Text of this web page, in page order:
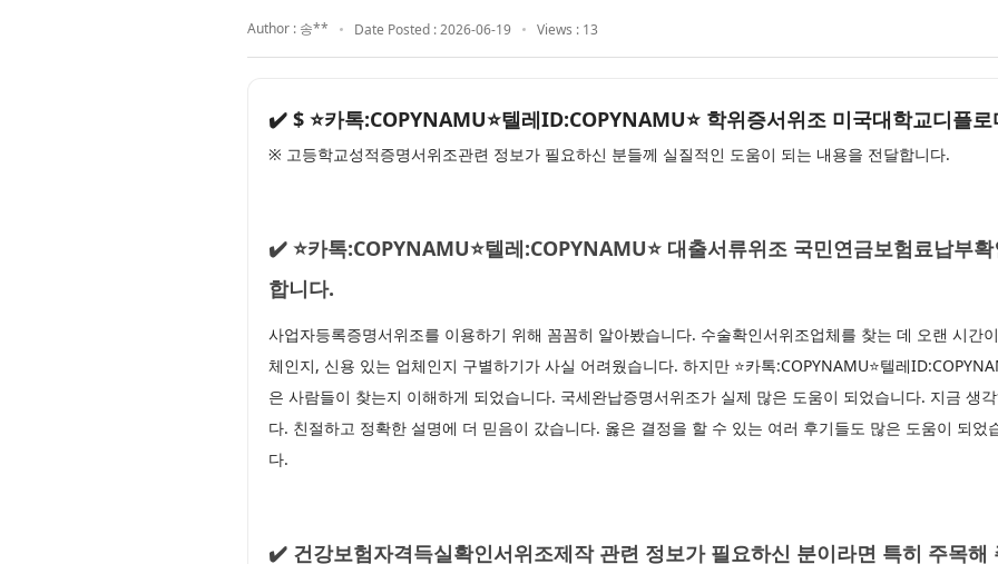
Author : 송** Date Posted : 2026-06-19 Views : 13
✔️ $ ⭐카톡:COPYNAMU⭐텔레ID:COPYNAMU⭐ 학위증서위조 미국대학교디플
※ 고등학교성적증명서위조관련 정보가 필요하신 분들께 실질적인 도움이 되는 내용을 전달합니다.
✔️ ⭐카톡:COPYNAMU⭐텔레:COPYNAMU⭐ 대출서류위조 국민연금보험료납부
합니다.
사업자등록증명서위조를 이용하기 위해 꼼꼼히 알아봤습니다. 수술확인서위조업체를 찾는 데 오랜 시간
체인지, 신용 있는 업체인지 구별하기가 사실 어려웠습니다. 하지만 ⭐카톡:COPYNAMU⭐텔레
은 사람들이 찾는지 이해하게 되었습니다. 국세완납증명서위조가 실제 많은 도움이 되었습니다. 지금 생
다. 친절하고 정확한 설명에 더 믿음이 갔습니다. 옳은 결정을 할 수 있는 여러 후기들도 많은 도움이 되었
다.
✔️ 건강보험자격득실확인서위조제작 관련 정보가 필요하신 분이라면 특히 주목해